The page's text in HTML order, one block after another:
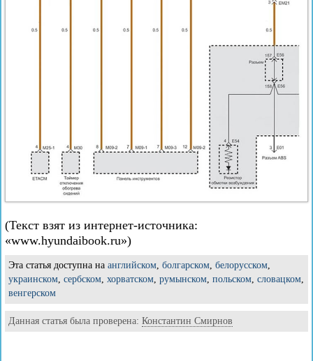
(Текст взят из интернет-источника:
«www.hyundaibook.ru»)
Эта статья доступна на английском, болгарском, белорусском,
украинском, сербском, хорватском, румынском, польском, словацком,
венгерском
Данная статья была проверена: Константин Смирнов